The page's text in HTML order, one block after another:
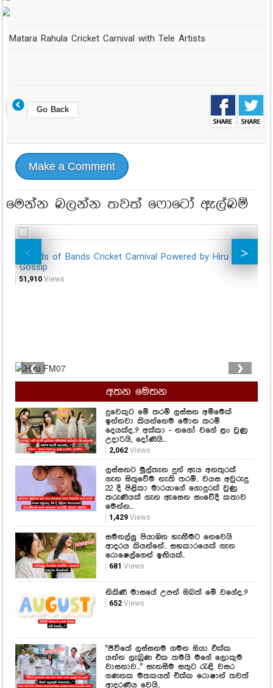
Matara Rahula Cricket Carnival with Tele Artists
Go Back
Make a Comment
මෙන්න බලන්න තවත් ෆොටෝ ඇල්බම්
Friends of Bands Cricket Carnival Powered by Hiru
Gossip
51,910 Views
❮ ❯
අතන මෙතන
දුවෙකුට මේ තරම් ලස්සන අම්මෙක්
ඉන්නවා කියන්නෙම මොන තරම්
දෙයක්ද..? අක්කා - නගෝ වගේ ළං වුණු
උදාරියි, දෝණියි...
2,062Views
ලස්සනට මුල්තැන දුන් ඇය අනතුරක්
ගැන සිතුවේම නැති තරම්.. වයස අවුරුදු
22 දී පිළිකා මාරයාගේ ගොදුරක් වුණු
තරුණියක් ගැන ඇසෙන සංවේදී කතාව
සමනල්ලු පියාඹන හැඟීමට නෙවෙයි
නිකිණි මාසයේ උපන් ඔබත් මේ වගේද..?
652Views